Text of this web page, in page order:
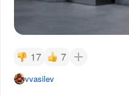
17 7
vvasilev